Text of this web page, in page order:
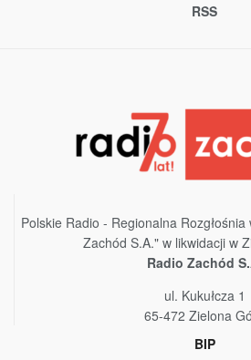
RSS
Polskie Radio - Regionalna
Zachód S.A." w likwidacji w
Radio Zachód
ul. Kukułcza 1
65-472 Zielona
BIP